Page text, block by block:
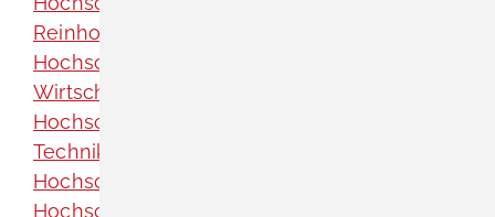
Reinhold-Würth-Hochschule
Hochschule Karlsruhe - Technik und
Wirtschaft
Hochschule Konstanz - Hochschule für
Technik, Wirtschaft und Gestaltung
Hochschule Offenburg
Hochschule Pforzheim